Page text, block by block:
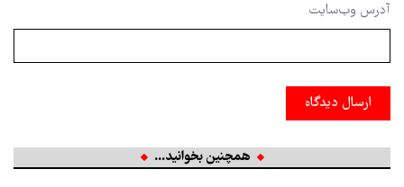
آدرس وب‌سایت
ارسال دیدگاه
همچنین بخوانید...